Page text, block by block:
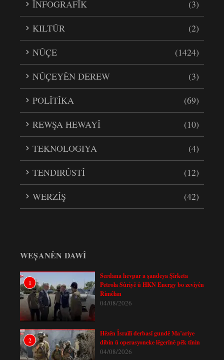
ÎNFOGRAFÎK
(3)
KILTÛR
(2)
NÛÇE
(1424)
NÛÇEYÊN DEREW
(3)
POLÎTÎKA
(69)
REWŞA HEWAYÎ
(10)
TEKNOLOGIYA
(4)
TENDIRÛSTÎ
(12)
WERZÎŞ
(42)
WEȘANÊN DAWÎ
1
Serdana hevpar a şandeya Şîrketa
Petrola Sûriyê û HKN Energy bo zeviyên
Rimêlan
04/08/2026
2
Hêzên Îsraîlî derbasî gundê Ma’ariye
dibin û operasyoneke lêgerînê pêk tînin
04/08/2026